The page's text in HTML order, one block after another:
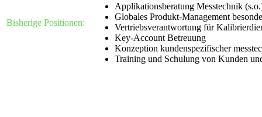
Bisherige Positionen:
Applikationsberatung Messtechnik
Globales Produkt-Management
Vertriebsverantwortung für
Key-Account Betreuung
Konzeption kundenspezifischer
Training und Schulung von Kunden